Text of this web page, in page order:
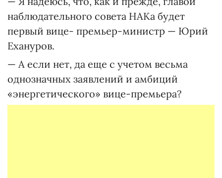
наблюдательного совета НАКа будет
первый вице- премьер-министр — Юрий
Ехануров.
— А если нет, да еще с учетом весьма
однозначных заявлений и амбиций
«энергетического» вице-премьера?